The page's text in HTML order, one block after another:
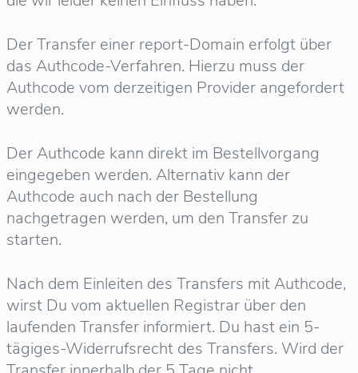
Der Transfer einer report-Domain erfolgt über
das Authcode-Verfahren. Hierzu muss der
Authcode vom derzeitigen Provider angefordert
werden.
Der Authcode kann direkt im Bestellvorgang
eingegeben werden. Alternativ kann der
Authcode auch nach der Bestellung
nachgetragen werden, um den Transfer zu
starten.
Nach dem Einleiten des Transfers mit Authcode,
wirst Du vom aktuellen Registrar über den
laufenden Transfer informiert. Du hast ein 5-
tägiges-Widerrufsrecht des Transfers. Wird der